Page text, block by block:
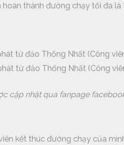
hoàn thành đường chạy tối đa là
từ đảo Thống Nhất (Công
từ đảo Thống Nhất (Công
cập nhật qua fanpage
kết thúc đường chạy của